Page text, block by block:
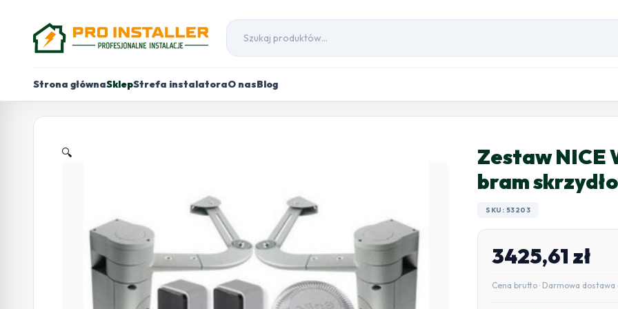
Strona głównaSklepStrefa instalatoraO nasBlog
🔍
Zestaw NICE
bram
SKU: 53203
3425,61 zł
Cena brutto · Darmowa dostawa